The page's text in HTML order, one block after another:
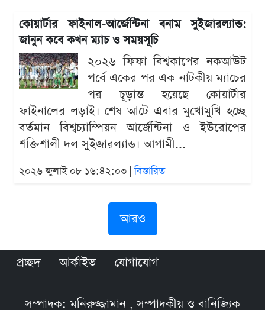
কোয়ার্টার ফাইনাল-আর্জেন্টিনা বনাম সুইজারল্যান্ড:
জানুন কবে কখন ম্যাচ ও সময়সূচি
২০২৬ ফিফা বিশ্বকাপের নকআউট
পর্বে একের পর এক নাটকীয় ম্যাচের
পর চূড়ান্ত হয়েছে কোয়ার্টার
ফাইনালের লড়াই। শেষ আটে এবার মুখোমুখি হচ্ছে
বর্তমান বিশ্বচ্যাম্পিয়ন আর্জেন্টিনা ও ইউরোপের
শক্তিশালী দল সুইজারল্যান্ড। আগামী...
২০২৬ জুলাই ০৮ ১৬:৪২:০৩ |বিস্তারিত
আরও
প্রচ্ছদ আর্কাইভ যোগাযোগ
সম্পাদক: মনিরুজ্জামান , সম্পাদকীয় ও বানিজ্যিক